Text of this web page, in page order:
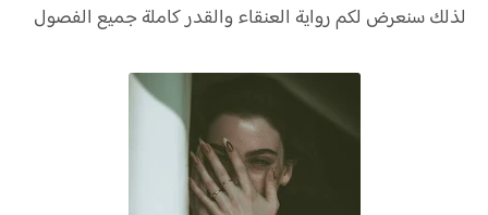
لذلك سنعرض لكمرواية العنقاء والقدر كاملة جميع الفصول